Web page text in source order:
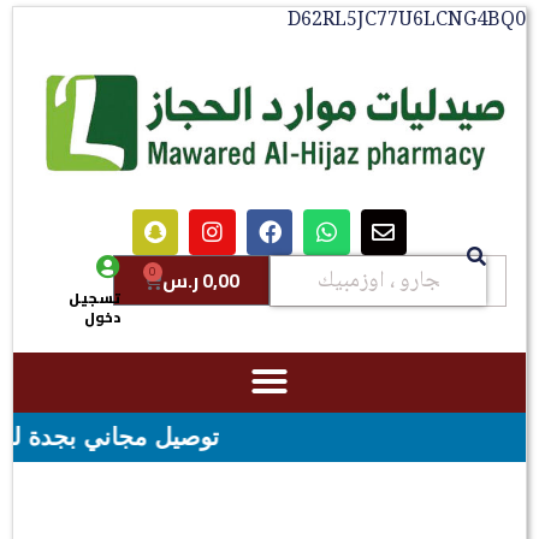
D62RL5JC77U6LCNG4BQ0
0,00ر.س 0
تسجيل
دخول
توصيل مجاني بجدة للطلبات فوق قيمه ال ١٠٠ ريال -